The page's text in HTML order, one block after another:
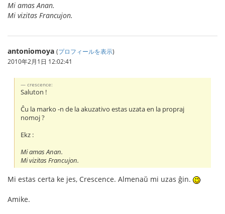
Mi amas Anan.
Mi vizitas Francujon.
antoniomoya (プロフィールを表示)
2010年2月1日 12:02:41
crescence:
Saluton !
Ĉu la marko -n de la akuzativo estas uzata en la propraj
nomoj ?
Ekz :
Mi amas Anan.
Mi vizitas Francujon.
Mi estas certa ke jes, Crescence. Almenaŭ mi uzas ĝin.
Amike.